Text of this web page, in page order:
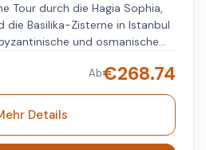
Tour durch die Hagia Sophia,
die Basilika-Zisterne in Istanbul
und osmanische
auf Holzplattformen über dem
orthodoxen Kirche in
Sie den
Sie seine Gebäude,
Ab€268.74
Details